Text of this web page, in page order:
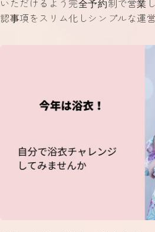
いただけるよう完全予約制で営業
認事項をスリム化しシンプルな運